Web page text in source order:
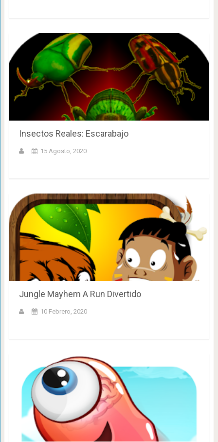
Insectos Reales: Escarabajo
15 Agosto, 2020
Jungle Mayhem A Run Divertido
10 Febrero, 2020